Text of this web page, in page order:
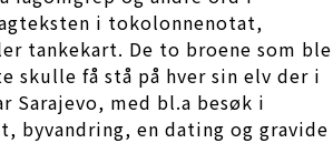
i tokolonnenotat,
tankekart. De to broene som ble
skulle få stå på hver sin elv der i
Sarajevo, med bl.a besøk i
byvandring, en dating og gravide